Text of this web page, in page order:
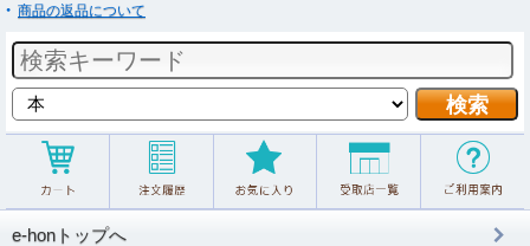
商品の返品について
e-honトップへ